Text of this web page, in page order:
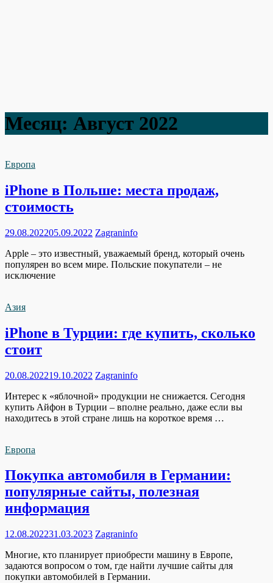
Месяц: Август 2022
Европа
iPhone в Польше: места продаж,
стоимость
29.08.202205.09.2022 Zagraninfo
Apple – это известный, уважаемый бренд, который очень
популярен во всем мире. Польские покупатели – не
исключение
Азия
iPhone в Турции: где купить, сколько
стоит
20.08.202219.10.2022 Zagraninfo
Интерес к «яблочной» продукции не снижается. Сегодня
купить Айфон в Турции – вполне реально, даже если вы
находитесь в этой стране лишь на короткое время …
Европа
Покупка автомобиля в Германии:
популярные сайты, полезная
информация
12.08.202231.03.2023 Zagraninfo
Многие, кто планирует приобрести машину в Европе,
задаются вопросом о том, где найти лучшие сайты для
покупки автомобилей в Германии.